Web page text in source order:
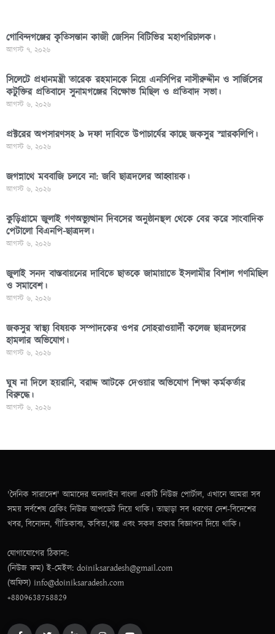
গোবিন্দগঞ্জের কৃতিসন্তান কাজী জেসিন বিটিভির মহাপরিচালক।
আগস্ট ৭, ২০২৬
সিলেটে প্রধানমন্ত্রী তারেক রহমানকে নিয়ে এনসিপির নাসীরুদ্দীন ও সার্জিসের
কটুক্তির প্রতিবাদে সুনামগঞ্জের বিক্ষোভ মিছিল ও প্রতিবাদ সভা।
আগস্ট ৬, ২০২৬
প্রক্টরের অপসারণসহ ৯ দফা দাবিতে উপাচার্যের কাছে জকসুর স্মারকলিপি।
আগস্ট ৬, ২০২৬
জগন্নাথে মববাজি চলবে না: জবি ছাত্রদলের আহ্বায়ক।
আগস্ট ৬, ২০২৬
কুড়িগ্রামে জুলাই গণঅভ্যুত্থান দিবসের অনুষ্ঠানস্থল থেকে বের করে সাংবাদিক
পেটালো বিএনপি-ছাত্রদল।
আগস্ট ৬, ২০২৬
জুলাই সনদ বাস্তবায়নের দাবিতে ছাতকে জামায়াতে ইসলামীর বিশাল গণমিছিল
ও সমাবেশ।
আগস্ট ৬, ২০২৬
জকসুর স্বাস্থ্য বিষয়ক সম্পাদকের ওপর সোহরাওয়ার্দী কলেজ ছাত্রদলের
হামলার অভিযোগ।
আগস্ট ৬, ২০২৬
ঘুষ না দিলে হয়রানি, বরাদ্দ আটকে দেওয়ার অভিযোগ শিক্ষা কর্মকর্তার
বিরুদ্ধে।
আগস্ট ৬, ২০২৬
'দৈনিক সারাদেশ' আমাদের অনলাইন বাংলা একটি নিউজ পোর্টাল, এখানে আমরা সব
সময় সর্বশেষ ব্রেকিং নিউজ আপডেট দিয়ে থাকি। তাছাড়া সব ধরণের দেশ-বিদেশের
খবর, বিনোদন, গীতিকাব্য, কবিতা,গল্প এবং সকল প্রকার বিজ্ঞাপন দিয়ে থাকি।
যোগাযোগের ঠিকানা:
(নিউজ রুম) ই-মেইল: doiniksaradesh@gmail.com
(অফিস) info@doiniksaradesh.com
+8809638758829